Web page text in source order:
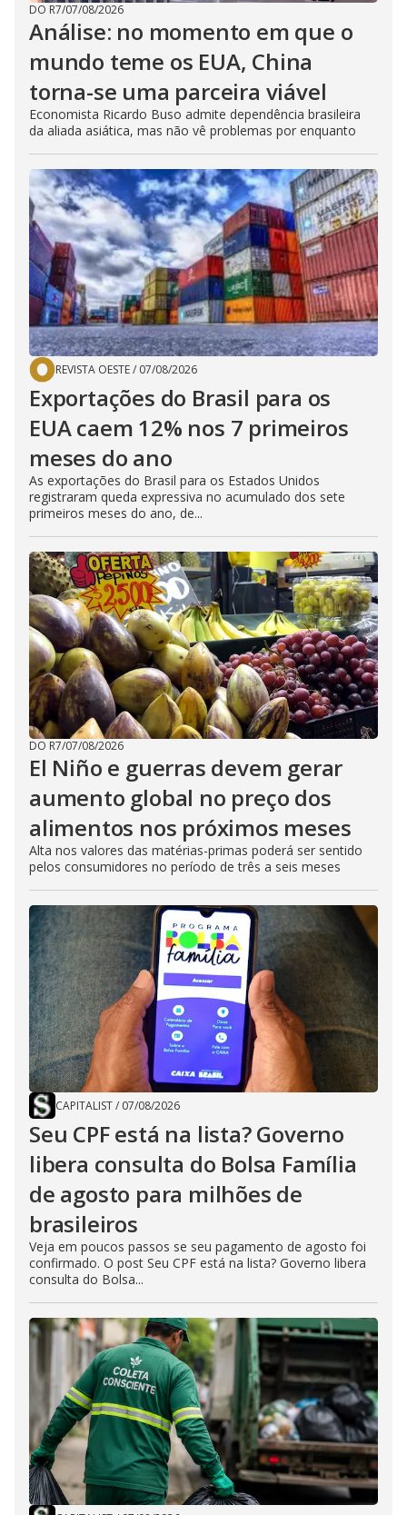
DO R7/07/08/2026
Análise: no momento em que o
mundo teme os EUA, China
torna-se uma parceira viável
Economista Ricardo Buso admite dependência brasileira
da aliada asiática, mas não vê problemas por enquanto
REVISTA OESTE/ 07/08/2026
Exportações do Brasil para os
EUA caem 12% nos 7 primeiros
meses do ano
As exportações do Brasil para os Estados Unidos
registraram queda expressiva no acumulado dos sete
primeiros meses do ano, de...
DO R7/07/08/2026
El Niño e guerras devem gerar
aumento global no preço dos
alimentos nos próximos meses
Alta nos valores das matérias-primas poderá ser sentido
pelos consumidores no período de três a seis meses
CAPITALIST/ 07/08/2026
Seu CPF está na lista? Governo
libera consulta do Bolsa Família
de agosto para milhões de
brasileiros
Veja em poucos passos se seu pagamento de agosto foi
confirmado. O post Seu CPF está na lista? Governo libera
consulta do Bolsa...